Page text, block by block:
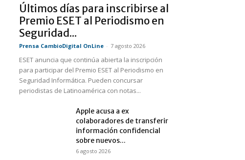
Últimos días para inscribirse al
Premio ESET al Periodismo en
Seguridad...
Prensa CambioDigital OnLine - 7 agosto 2026
ESET anuncia que continúa abierta la inscripción
para participar del Premio ESET al Periodismo en
Seguridad Informática. Pueden concursar
periodistas de Latinoamérica con notas...
Apple acusa a ex
colaboradores de transferir
información confidencial
sobre nuevos...
6 agosto 2026